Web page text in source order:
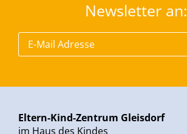
Newsletter an:
Eltern-Kind-Zentrum Gleisdorf
im Haus des Kindes